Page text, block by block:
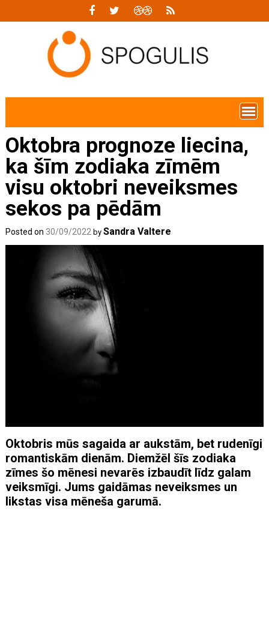
Oktobra prognoze liecina,
ka šīm zodiaka zīmēm
visu oktobri neveiksmes
sekos pa pēdām
Posted on 30/09/2022 bySandra Valtere
Oktobris mūs sagaida ar aukstām, bet rudenīgi
romantiskām dienām. Diemžēl šīs zodiaka
zīmes šo mēnesi nevarēs izbaudīt līdz galam
veiksmīgi. Jums gaidāmas neveiksmes un
likstas visa mēneša garumā.